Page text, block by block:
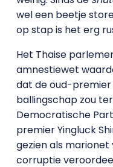
wel een beetje
op stap is het erg
Het Thaise
amnestiewet
dat de oud-premier
ballingschap zou
Democratische
premier Yingluck
gezien als
corruptie